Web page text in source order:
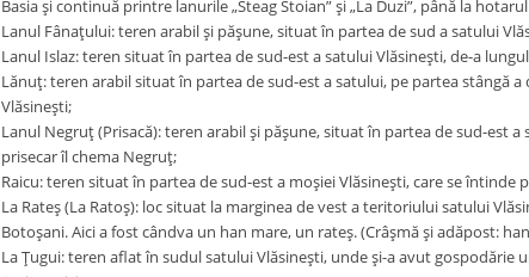
Basia şi continuă printre lanurile „Steag Stoian” şi „La Duzi”, până la
Lanul Fânaţului: teren arabil şi păşune, situat în partea de sud a satului
Lanul Islaz: teren situat în partea de sud-est a satului Vlăsineşti, de-a
Lănuţ: teren arabil situat în partea de sud-est a satului, pe partea stângă
Vlăsineşti;
Lanul Negruţ (Prisacă): teren arabil şi păşune, situat în partea de sud-est
prisecar îl chema Negruţ;
Raicu: teren situat în partea de sud-est a moşiei Vlăsineşti, care se
La Rateş (La Ratoş): loc situat la marginea de vest a teritoriului satului
Botoşani. Aici a fost cândva un han mare, un rateş. (Crâşmă şi adăpost:
La Ţugui: teren aflat în sudul satului Vlăsineşti, unde şi-a avut gospodărie